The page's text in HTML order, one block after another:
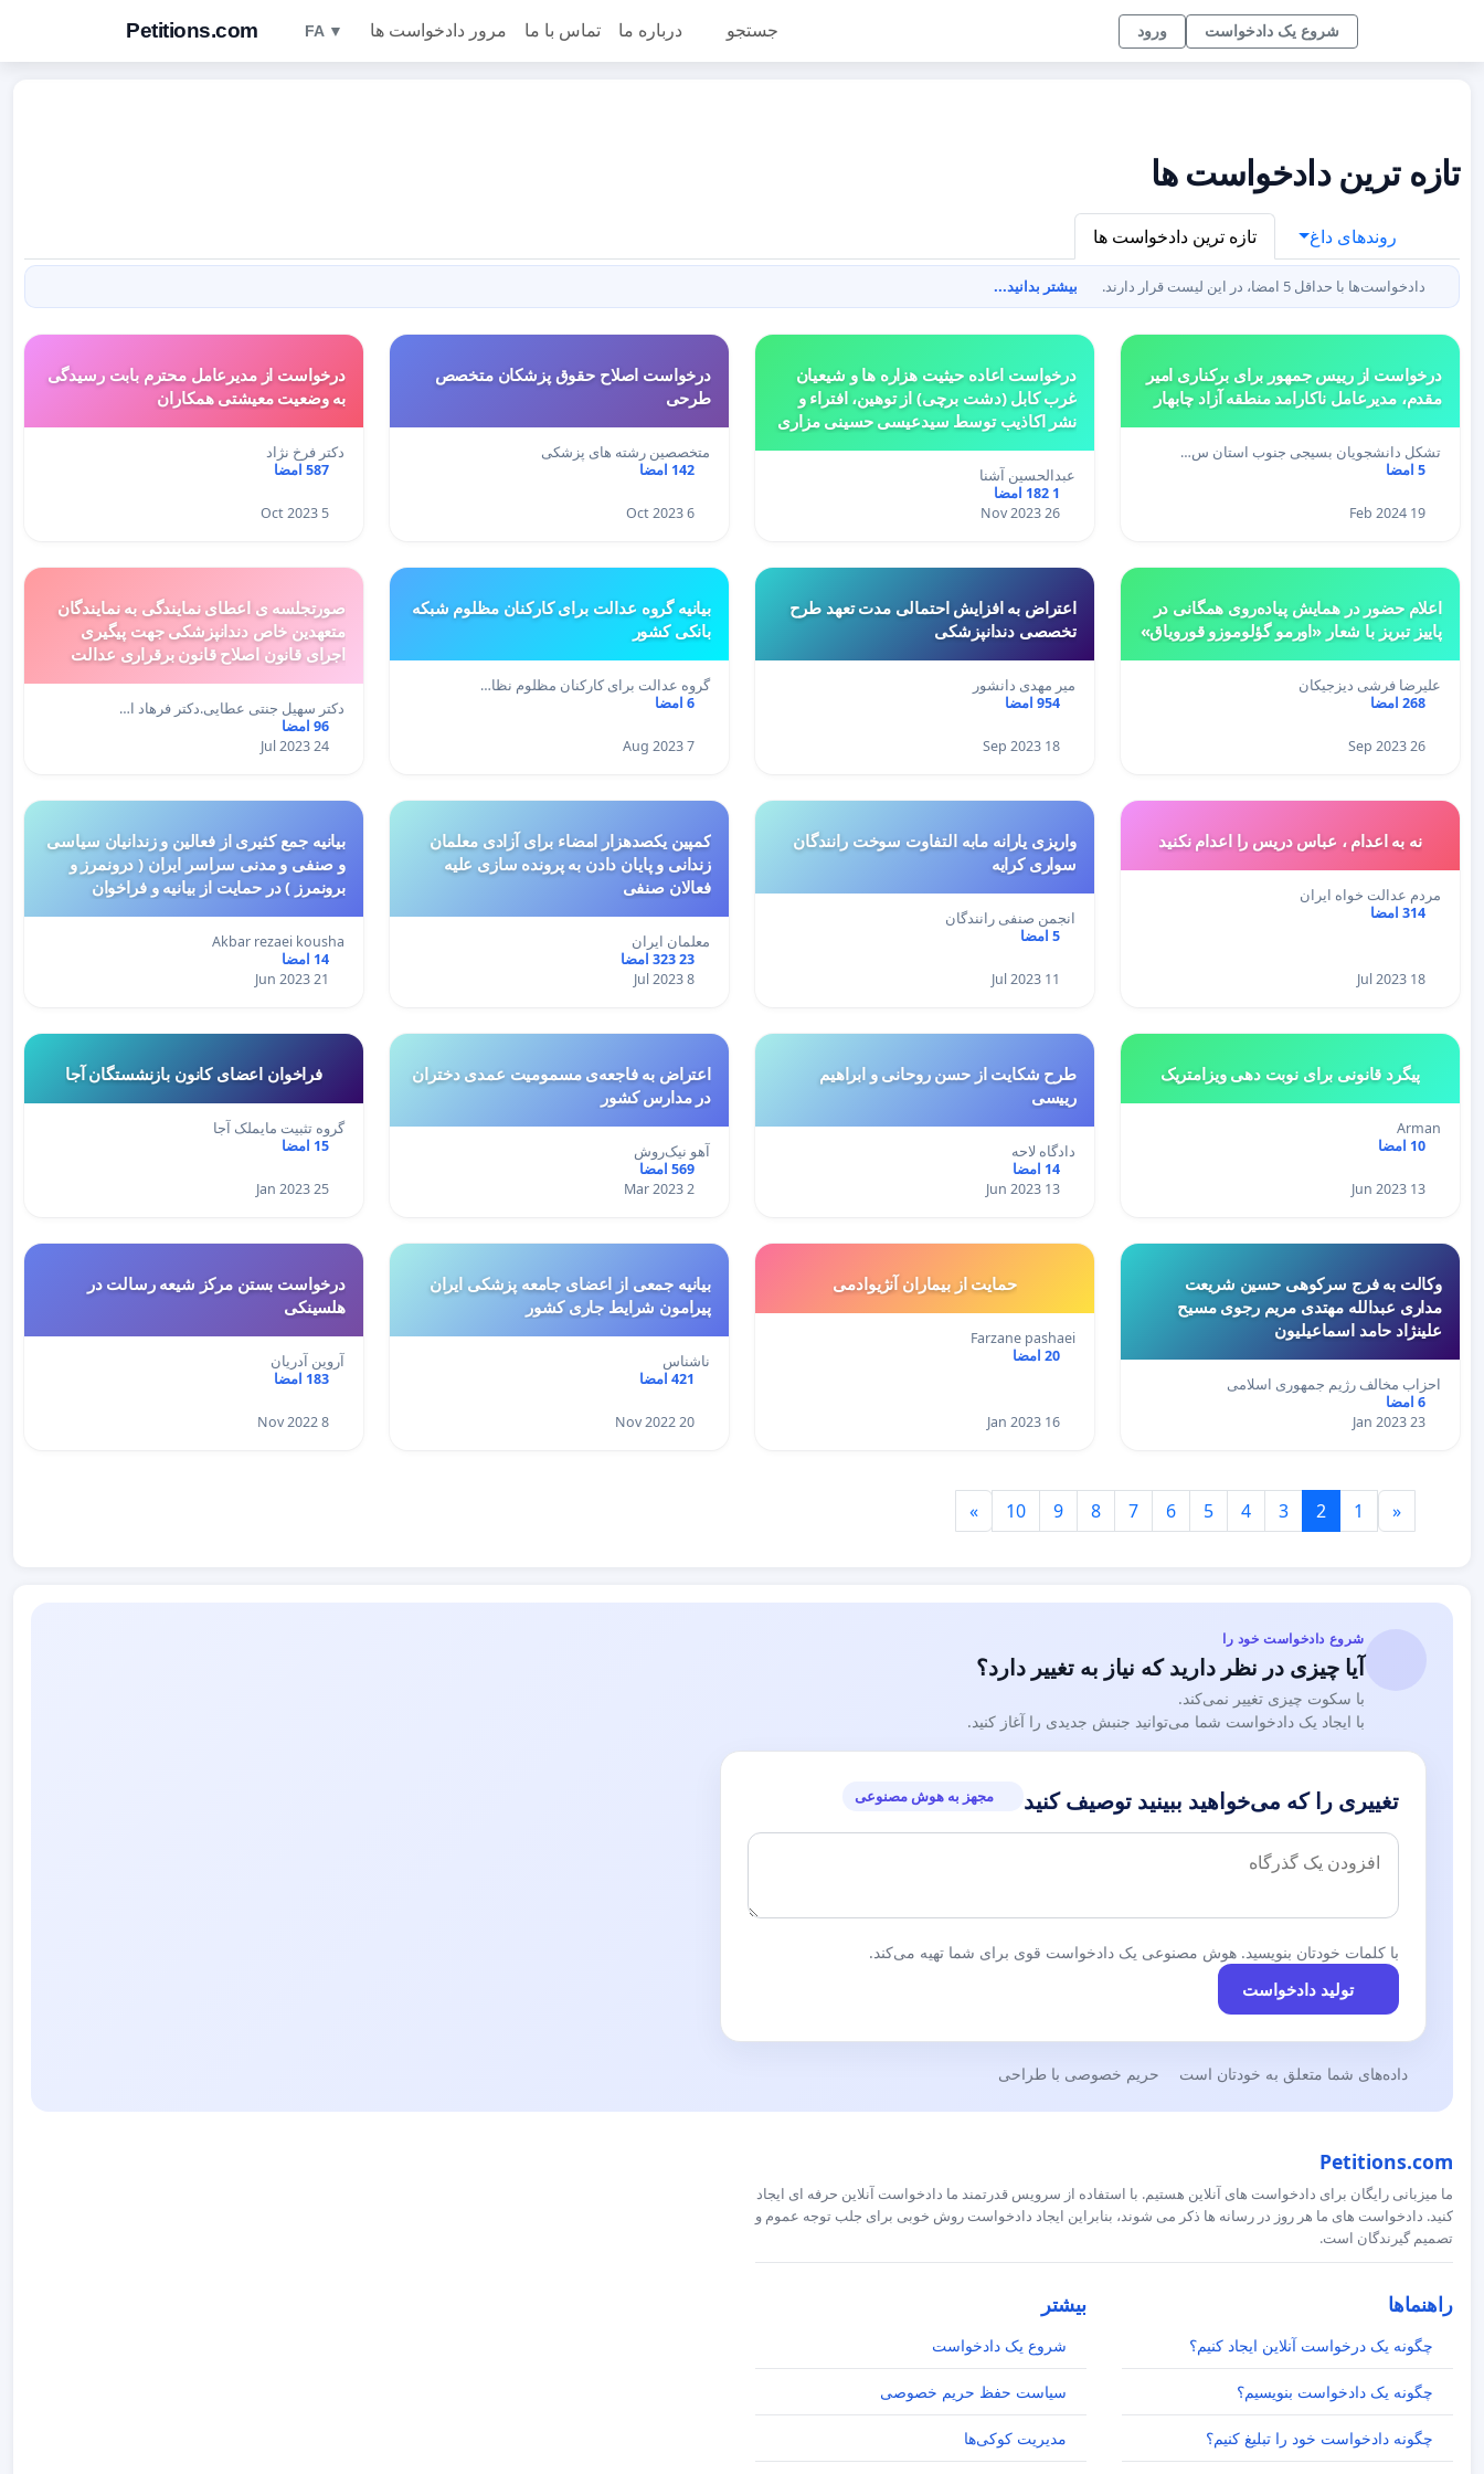
Petitions.com FA ▼ مرور دادخواست ها تماس با ما درباره ما جستجو ورود شروع یک دادخواست
تازه ترین دادخواست ها
روندهای داغ تازه ترین دادخواست ها
دادخواست‌ها با حداقل 5 امضا، در این لیست قرار دارند. بیشتر بدانید...
درخواست از رییس جمهور برای برکناری امیر
مقدم، مدیرعامل ناکارامد منطقه آزاد چابهار
تشکل دانشجویان بسیجی جنوب استان س…
5 امضا
19 Feb 2024
درخواست اعاده حیثیت هزاره ها و شیعیان
غرب کابل (دشت برچی) از توهین، افتراء و
نشر اکاذیب توسط سیدعیسی حسینی مزاری
عبدالحسین آشنا
1 182 امضا
26 Nov 2023
درخواست اصلاح حقوق پزشکان متخصص
طرحی
متخصصین رشته های پزشکی
142 امضا
6 Oct 2023
درخواست از مدیرعامل محترم بابت رسیدگی
به وضعیت معیشتی همکاران
دکتر فرخ نژاد
587 امضا
5 Oct 2023
اعلام حضور در همایش پیاده‌روی همگانی در
پاییز تبریز با شعار «اورمو گؤلوموزو قورویاق»
علیرضا فرشی دیزجیکان
268 امضا
26 Sep 2023
اعتراض به افزایش احتمالی مدت تعهد طرح
تخصصی دندانپزشکی
میر مهدی دانشور
954 امضا
18 Sep 2023
بیانیه گروه عدالت برای کارکنان مظلوم شبکه
بانکی کشور
گروه عدالت برای کارکنان مظلوم نظا…
6 امضا
7 Aug 2023
صورتجلسه ی اعطای نمایندگی به نمایندگان
متعهدین خاص دندانپزشکی جهت پیگیری
اجرای قانون اصلاح قانون برقراری عدالت
تحصیلات تکمیلی و تخصصی
دکتر سهیل جنتی عطایی.دکتر فرهاد ا…
96 امضا
24 Jul 2023
نه به اعدام ، عباس دریس را اعدام نکنید
مردم عدالت خواه ایران
314 امضا
18 Jul 2023
واریزی یارانه مابه التفاوت سوخت رانندگان
سواری کرایه
انجمن صنفی رانندگان
5 امضا
11 Jul 2023
کمپین یکصدهزار امضاء برای آزادی معلمان
زندانی و پایان دادن به پرونده سازی علیه
فعالان صنفی
معلمان ایران
23 323 امضا
8 Jul 2023
بیانیه جمع کثیری از فعالین و زندانیان سیاسی
و صنفی و مدنی سراسر ایران ( درونمرز و
برونمرز ) در حمایت از بیانیه و فراخوان
هم میهنان عزیز و گرامی به دست کشیدن
فوری
Akbar rezaei kousha
14 امضا
21 Jun 2023
پیگرد قانونی برای نوبت دهی ویزامتریک
Arman
10 امضا
13 Jun 2023
طرح شکایت از حسن روحانی و ابراهیم
رییسی
دادگاه لاحه
14 امضا
13 Jun 2023
اعتراض به فاجعه‌ی مسمومیت عمدی دختران
در مدارس کشور
آهو نیک‌روش
569 امضا
2 Mar 2023
فراخوان اعضای کانون بازنشستگان آجا
گروه تثبیت مایملک آجا
15 امضا
25 Jan 2023
وکالت به فرج سرکوهی حسین شریعت
مداری عبدالله مهتدی مریم رجوی مسیح
علینژاد حامد اسماعیلیون
احزاب مخالف رژیم جمهوری اسلامی
6 امضا
23 Jan 2023
حمایت از بیماران آنژیوادمی
Farzane pashaei
20 امضا
16 Jan 2023
بیانیه جمعی از اعضای جامعه پزشکی ایران
پیرامون شرایط جاری کشور
ناشناس
421 امضا
20 Nov 2022
درخواست بستن مرکز شیعه رسالت در
هلسینکی
آروین آدریان
183 امضا
8 Nov 2022
«
1
2
3
4
5
6
7
8
9
10
»
شروع دادخواست خود را
آیا چیزی در نظر دارید که نیاز به تغییر دارد؟
با سکوت چیزی تغییر نمی‌کند.
با ایجاد یک دادخواست شما می‌توانید جنبش جدیدی را آغاز کنید.
تغییری را که می‌خواهید ببینید توصیف کنید مجهز به هوش مصنوعی
با کلمات خودتان بنویسید. هوش مصنوعی یک دادخواست قوی برای شما تهیه می‌کند.
تولید دادخواست
داده‌های شما متعلق به خودتان است حریم خصوصی با طراحی
Petitions.com
ما میزبانی رایگان برای دادخواست های آنلاین هستیم. با استفاده از سرویس قدرتمند ما دادخواست آنلاین حرفه ای ایجاد
کنید. دادخواست های ما هر روز در رسانه ها ذکر می شوند، بنابراین ایجاد دادخواست روش خوبی برای جلب توجه عموم و
تصمیم گیرندگان است.
راهنماها
چگونه یک درخواست آنلاین ایجاد کنیم؟
چگونه یک دادخواست بنویسیم؟
چگونه دادخواست خود را تبلیغ کنیم؟
بیشتر
شروع یک دادخواست
سیاست حفظ حریم خصوصی
مدیریت کوکی‌ها